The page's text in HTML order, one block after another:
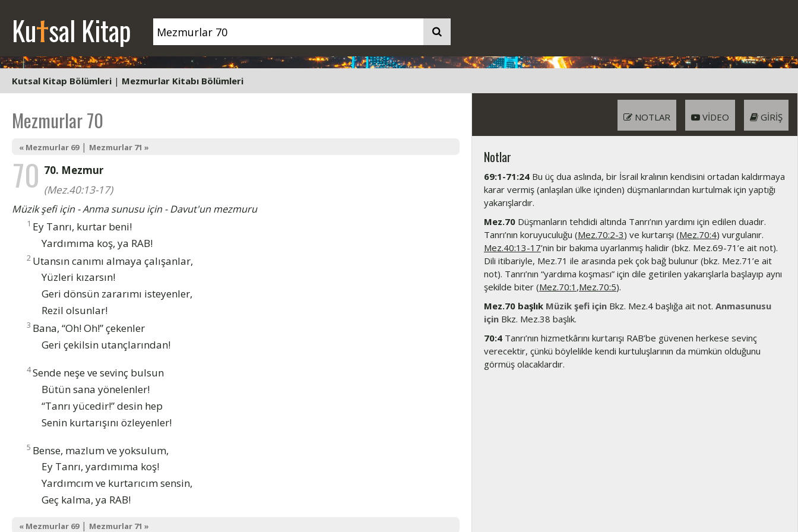
Kutsal Kitap
Kutsal Kitap Bölümleri | Mezmurlar Kitabı Bölümleri
Mezmurlar 70
« Mezmurlar 69| Mezmurlar 71 »
70 70. Mezmur
(Mez.40:13-17)
Müzik şefi için - Anma sunusu için - Davut'un mezmuru
1 Ey Tanrı, kurtar beni!
Yardımıma koş, ya RAB!
2 Utansın canımı almaya çalışanlar,
Yüzleri kızarsın!
Geri dönsün zararımı isteyenler,
Rezil olsunlar!
3 Bana, “Oh! Oh!” çekenler
Geri çekilsin utançlarından!
4Sende neşe ve sevinç bulsun
Bütün sana yönelenler!
“Tanrı yücedir!” desin hep
Senin kurtarışını özleyenler!
5 Bense, mazlum ve yoksulum,
Ey Tanrı, yardımıma koş!
Yardımcım ve kurtarıcım sensin,
Geç kalma, ya RAB!
« Mezmurlar 69| Mezmurlar 71 »
GIRIŞ
VIDEO
NOTLAR
Notlar
69:1-71:24 Bu üç dua aslında, bir İsrail kralının kendisini ortadan kaldırmaya
karar vermiş (anlaşılan ülke içinden) düşmanlarından kurtulmak için yaptığı
yakarışlardır.
Mez.70 Düşmanların tehdidi altında Tanrı’nın yardımı için edilen duadır.
Tanrı’nın koruyuculuğu (Mez.70:2-3) ve kurtarışı (Mez.70:4) vurgulanır.
Mez.40:13-17’nin bir bakıma uyarlanmış halidir (bkz. Mez.69-71’e ait not).
Dili itibariyle, Mez.71 ile arasında pek çok bağ bulunur (bkz. Mez.71’e ait
not). Tanrı’nın “yardıma koşması” için dile getirilen yakarışlarla başlayıp aynı
şekilde biter (Mez.70:1 ,Mez.70:5).
Mez.70 başlık Müzik şefi için Bkz. Mez.4 başlığa ait not. Anmasunusu
için Bkz. Mez.38 başlık.
70:4 Tanrı’nın hizmetkârını kurtarışı RAB’be güvenen herkese sevinç
verecektir, çünkü böylelikle kendi kurtuluşlarının da mümkün olduğunu
görmüş olacaklardır.